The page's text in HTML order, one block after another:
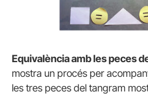
Equivalència amb les peces
mostra un procés per
les tres peces del tangram